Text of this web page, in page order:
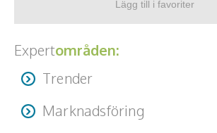
Expertområden:
Trender
Marknadsföring